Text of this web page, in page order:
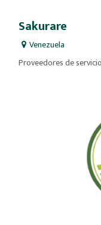
Sakurare
Venezuela
Proveedores de